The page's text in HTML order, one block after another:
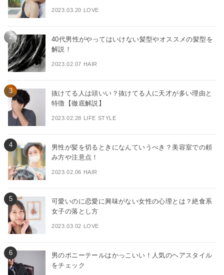
2023.03.20 LOVE
40代男性がやってはいけない髪型やオススメの髪型を
解説！
2023.02.07 HAIR
抜けてる人は頭いい？抜けてる人に天才が多い理由と
特徴【徹底解説】
2023.02.28 LIFE STYLE
男性が髪を切るときになんていうべき？美容室での頼
み方や注意点！
2023.02.06 HAIR
可愛いのに恋愛に興味がない女性の心理とは？絶食系
女子の落とし方
2023.03.02 LOVE
男のポニーテールはかっこいい！人気のヘアスタイル
をチェック